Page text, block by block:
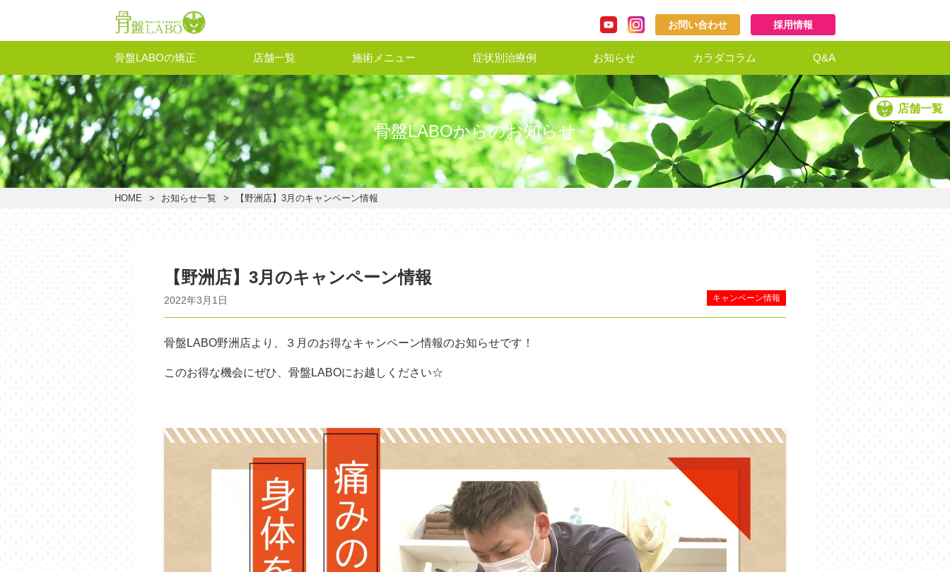
お問い合わせ 採用情報
骨盤LABOの矯正 店舗一覧 施術メニュー 症状別治療例 お知らせ カラダコラム Q&A
店舗一覧
骨盤LABOからのお知らせ
HOME お知らせ一覧 【野洲店】3月のキャンペーン情報
【野洲店】3月のキャンペーン情報
キャンペーン情報
2022年3月1日
骨盤LABO野洲店より、３月のお得なキャンペーン情報のお知らせです！
このお得な機会にぜひ、骨盤LABOにお越しください☆